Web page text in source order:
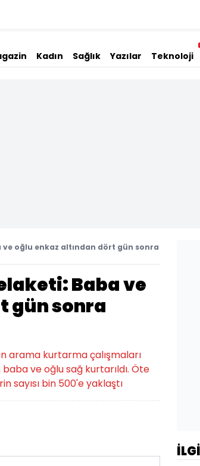
Kadın Sağlık Yazılar Teknoloji
oğlu enkaz altından dört gün sonra
Baba ve
gün sonra
arama kurtarma çalışmaları
ve oğlu sağ kurtarıldı. Öte
sayısı bin 500'e yaklaştı